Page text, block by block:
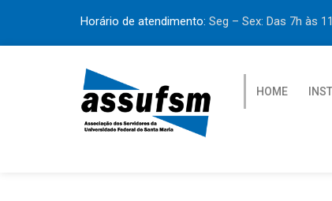
Horário de atendimento: Seg – Sex: Das 7h às
HOME